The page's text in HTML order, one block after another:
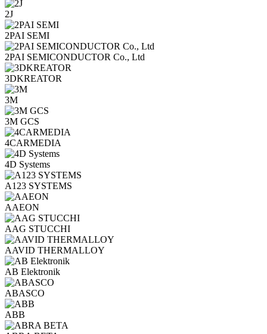
2J
2PAI SEMI
2PAI SEMICONDUCTOR Co., Ltd
3DKREATOR
3M
3M GCS
4CARMEDIA
4D Systems
A123 SYSTEMS
AAEON
AAG STUCCHI
AAVID THERMALLOY
AB Elektronik
ABASCO
ABB